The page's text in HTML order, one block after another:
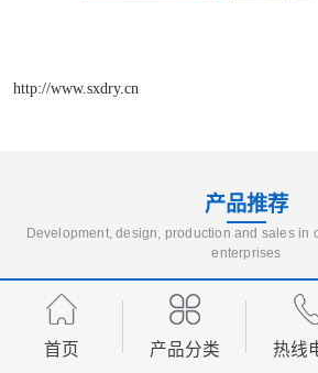
http://www.sxdry.cn
产品推荐
Development, design, production and sales in
enterprises
首页 产品分类 热线